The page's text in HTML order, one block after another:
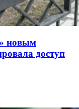
новым
доступ